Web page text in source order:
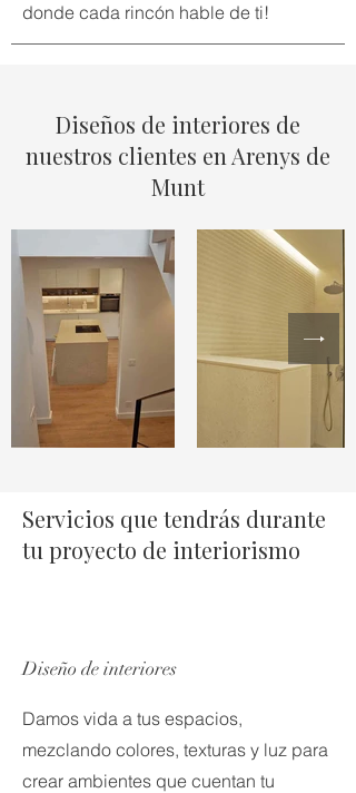
donde cada rincón hable de ti!
Diseños de interiores de
nuestros clientes en Arenys de
Munt
Servicios que tendrás durante
tu proyecto de interiorismo
Diseño de interiores
Damos vida a tus espacios,
mezclando colores, texturas y luz para
crear ambientes que cuentan tu